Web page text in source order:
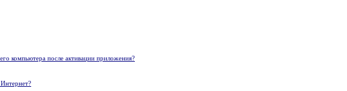
компьютера после активации приложения?